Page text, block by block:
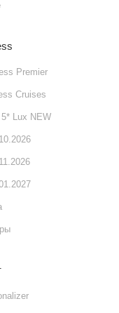
Premier
Cruises
Lux NEW